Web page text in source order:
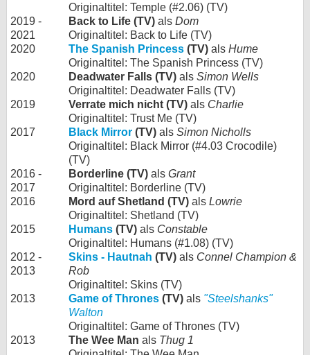
Originaltitel: Temple (#2.06) (TV)
2019 -
2021
Back to Life (TV) als Dom
Originaltitel: Back to Life (TV)
2020
The Spanish Princess (TV) als Hume
Originaltitel: The Spanish Princess (TV)
2020
Deadwater Falls (TV) als Simon Wells
Originaltitel: Deadwater Falls (TV)
2019
Verrate mich nicht (TV) als Charlie
Originaltitel: Trust Me (TV)
2017
Black Mirror (TV) als Simon Nicholls
Originaltitel: Black Mirror (#4.03 Crocodile)
(TV)
2016 -
2017
Borderline (TV) als Grant
Originaltitel: Borderline (TV)
2016
Mord auf Shetland (TV) als Lowrie
Originaltitel: Shetland (TV)
2015
Humans (TV) als Constable
Originaltitel: Humans (#1.08) (TV)
2012 -
2013
Skins - Hautnah (TV) als Connel Champion &
Rob
Originaltitel: Skins (TV)
2013
Game of Thrones (TV) als "Steelshanks"
Walton
Originaltitel: Game of Thrones (TV)
2013
The Wee Man als Thug 1